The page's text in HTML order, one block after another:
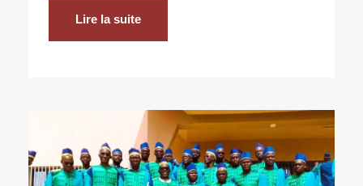
Lire la suite